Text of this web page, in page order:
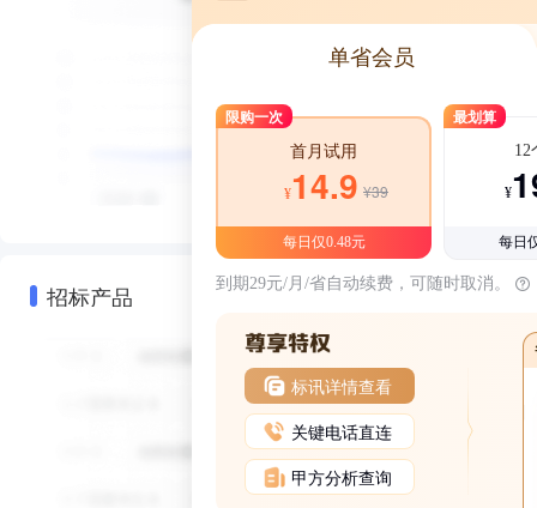
招标产品
单省会员
限购一次
首月试用
¥14.9 ¥39
每日仅0.48元
最划算
12
¥
每日
到期29元/月/省自动续费，可随时取消。
标讯详情查看
关键电话直连
甲方分析查询